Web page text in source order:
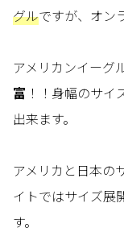
グルですが、オン
アメリカンイーグ
富 ！！身幅のサ
出来ます。
アメリカと日本の
イトではサイズ展
す。